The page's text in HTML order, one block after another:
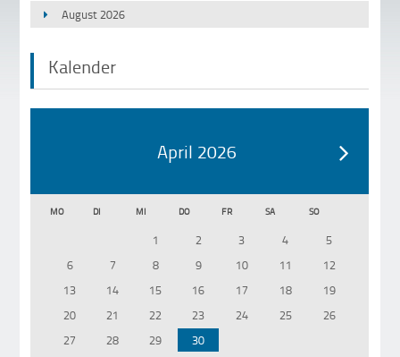
August 2026
Kalender
April 2026
MO DI MI DO FR SA SO
1 2 3 4
5
6
7 8 9 10 11
12
13
14 15 16 17 18
19
20
21 22 23 24 25
26
27
28 29 30